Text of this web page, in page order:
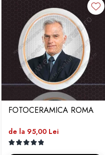
FOTOCERAMICA ROMA
de la 95,00 Lei